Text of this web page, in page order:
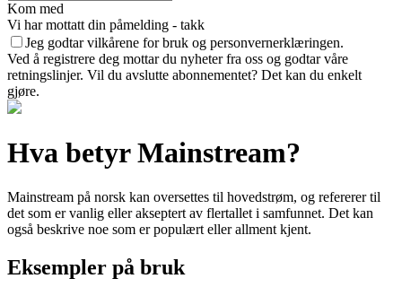
Kom med
Vi har mottatt din påmelding - takk
Jeg godtar vilkårene for bruk og personvernerklæringen.
Ved å registrere deg mottar du nyheter fra oss og godtar våre
retningslinjer. Vil du avslutte abonnementet? Det kan du enkelt
gjøre.
Hva betyr Mainstream?
Mainstream på norsk kan oversettes til hovedstrøm, og refererer til
det som er vanlig eller akseptert av flertallet i samfunnet. Det kan
også beskrive noe som er populært eller allment kjent.
Eksempler på bruk